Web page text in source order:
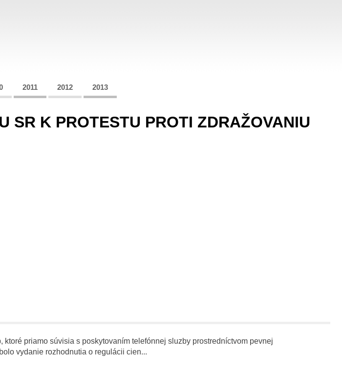
2011 2012 2013
SR K PROTESTU PROTI ZDRAŽOVANIU
priamo súvisia s poskytovaním telefónnej sluzby prostredníctvom pevnej
vydanie rozhodnutia o regulácii cien...